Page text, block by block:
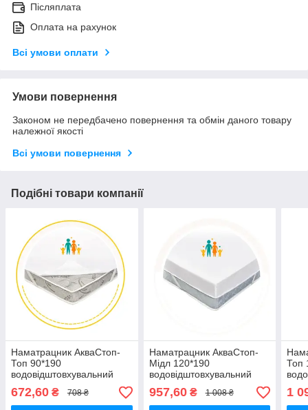
Післяплата
Оплата на рахунок
Всі умови оплати
Умови повернення
Законом не передбачено повернення та обмін даного товару
належної якості
Всі умови повернення
Подібні товари компанії
Наматрацник АкваСтоп-
Топ 90*190
водовідштовхувальний
672,60 ₴ 708 ₴
Наматрацник АкваСтоп-
Мідл 120*190
водовідштовхувальний
957,60₴ 1 008 ₴
Топ
1